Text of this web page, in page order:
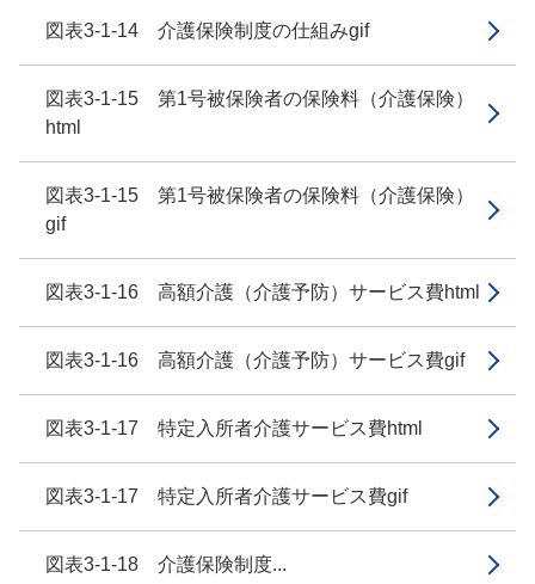
図表3-1-14 介護保険制度の仕組みgif
図表3-1-15 第1号被保険者の保険料（介護保険）
html
図表3-1-15 第1号被保険者の保険料（介護保険）
gif
図表3-1-16 高額介護（介護予防）サービス費html
図表3-1-16 高額介護（介護予防）サービス費gif
図表3-1-17 特定入所者介護サービス費html
図表3-1-17 特定入所者介護サービス費gif
図表3-1-18 介護保険制度...